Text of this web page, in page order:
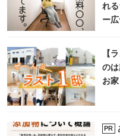
れ
ー広
【
の
お
PR